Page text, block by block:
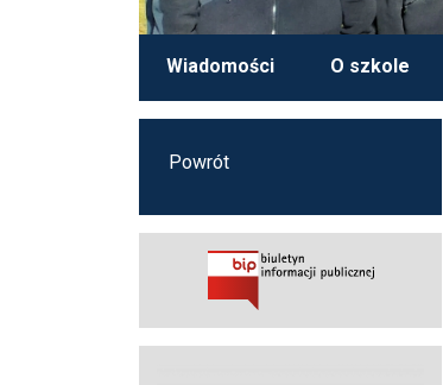
Wiadomości O szkole
Powrót